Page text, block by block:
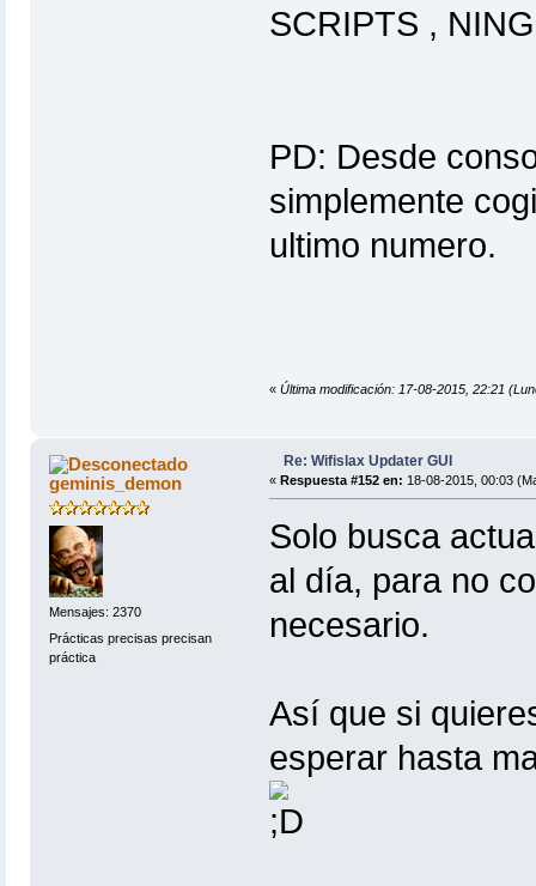
SCRIPTS ,
PD: Desde
simplemente
ultimo numero.
« Última modificación: 17-08-2015, 22:21
geminis_demon
Mensajes: 2370
Prácticas precisas precisan
práctica
Re: Wifislax Updater GUI
« Respuesta #152 en: 18-08-2015, 00:03
Solo busca
al día, para no
necesario.
Así que si
esperar hasta